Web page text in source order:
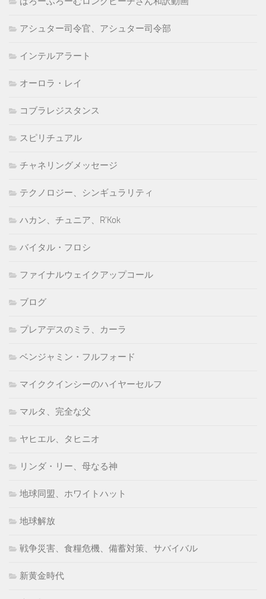
アシュター司令官、アシュター司令部
インテルアラート
オーロラ・レイ
コブラレジスタンス
スピリチュアル
チャネリングメッセージ
テクノロジー、シンギュラリティ
ハカン、チュニア、R'Kok
バイタル・フロシ
ファイナルウェイクアップコール
ブログ
プレアデスのミラ、カーラ
ベンジャミン・フルフォード
マイククインシーのハイヤーセルフ
マルタ、完全な父
ヤヒエル、タヒニオ
リンダ・リー、母なる神
地球同盟、ホワイトハット
地球解放
戦争災害、食糧危機、備蓄対策、サバイバル
新黄金時代